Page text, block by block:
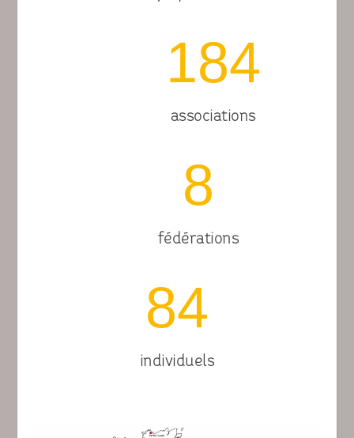
184
associations
8
fédérations
84
individuels